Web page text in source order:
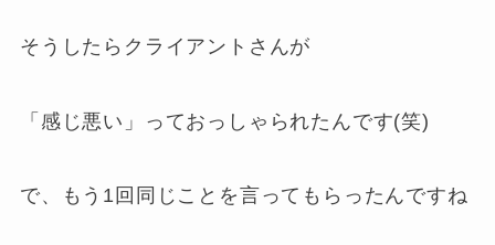
そうしたらクライアントさんが
「感じ悪い」っておっしゃられたんです(笑)
で、もう1回同じことを言ってもらったんですね